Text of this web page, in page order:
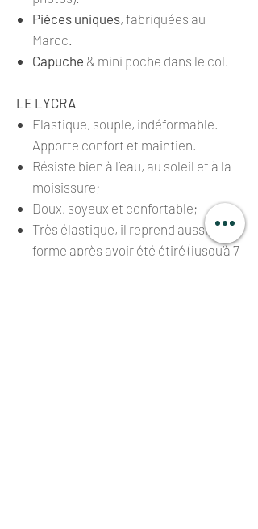
Pièces uniques, fabriquées au
Maroc.
Capuche & mini poche dans le col.
LE LYCRA
Elastique, souple, indéformable.
Apporte confort et maintien.
Résiste bien à l’eau, au soleil et à la
moisissure;
Doux, soyeux et confortable;
Très élastique, il reprend aussitôt sa
forme après avoir été étiré (jusqu’à 7